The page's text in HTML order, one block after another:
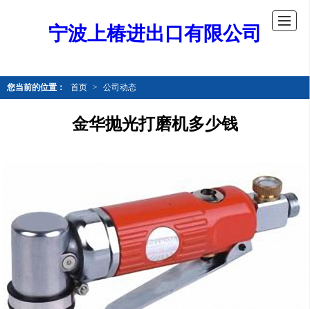
宁波上椿进出口有限公司
您当前的位置： 首页 > 公司动态
金华抛光打磨机多少钱